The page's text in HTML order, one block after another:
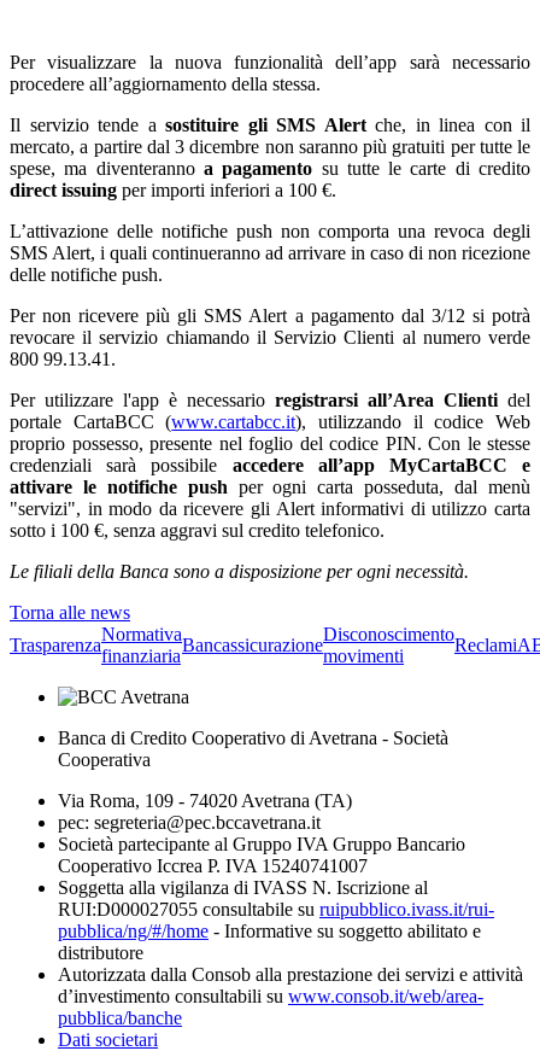
Per visualizzare la nuova funzionalità dell’app sarà necessario
procedere all’aggiornamento della stessa.
Il servizio tende a sostituire gli SMS Alertche, in linea con il
mercato, a partire dal 3 dicembre non saranno più gratuiti per tutte le
spese, ma diventeranno a pagamento su tutte le carte di credito
direct issuing per importi inferiori a 100 €.
L’attivazione delle notifiche push non comporta una revoca degli
SMS Alert, i quali continueranno ad arrivare in caso di non ricezione
delle notifiche push.
Per non ricevere più gli SMS Alert a pagamento dal 3/12 si potrà
revocare il servizio chiamando il Servizio Clienti al numero verde
800 99.13.41.
Per utilizzare l'app è necessario registrarsi all’Area Clienti del
portale CartaBCC (www.cartabcc.it), utilizzando il codice Web
proprio possesso, presente nel foglio del codice PIN. Con le stesse
credenziali sarà possibile accedere all’app MyCartaBCC e
attivare le notifiche push per ogni carta posseduta, dal menù
"servizi", in modo da ricevere gli Alert informativi di utilizzo carta
sotto i 100 €, senza aggravi sul credito telefonico.
Le filiali della Banca sono a disposizione per ogni necessità.
Torna alle news
Trasparenza
Normativa
finanziaria
Bancassicurazione
Disconoscimento
movimenti
Reclami
Banca di Credito Cooperativo di Avetrana - Società
Cooperativa
Via Roma, 109 - 74020 Avetrana (TA)
pec: segreteria@pec.bccavetrana.it
Società partecipante al Gruppo IVA Gruppo Bancario
Cooperativo Iccrea P. IVA 15240741007
Soggetta alla vigilanza di IVASS N. Iscrizione al
RUI:D000027055 consultabile su ruipubblico.ivass.it/rui-
pubblica/ng/#/home - Informative su soggetto abilitato e
distributore
Autorizzata dalla Consob alla prestazione dei servizi e attività
d’investimento consultabili su www.consob.it/web/area-
pubblica/banche
Dati societari